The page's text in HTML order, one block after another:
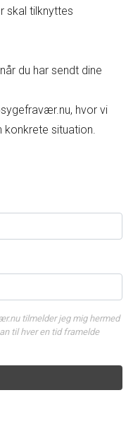
skal tilknyttes
du har sendt dine
hvor vi
konkrete situation.
tilmelder jeg mig hermed
til hver en tid framelde